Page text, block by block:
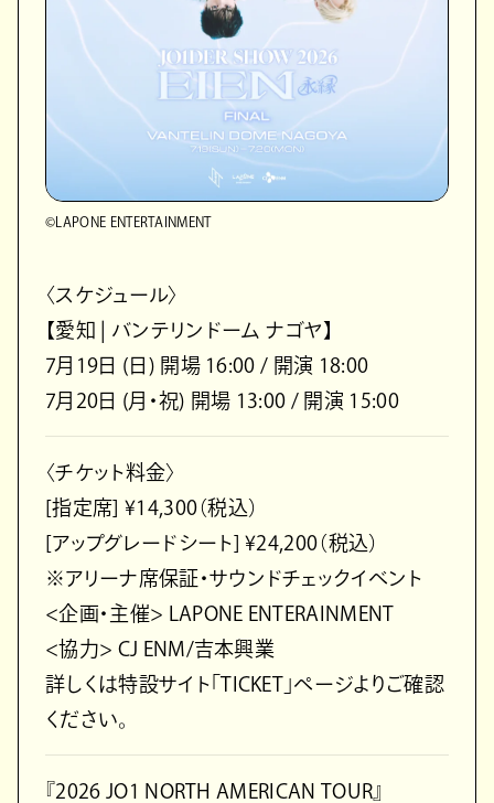
©LAPONE ENTERTAINMENT
〈スケジュール〉
【愛知 | バンテリンドーム ナゴヤ】
7⽉19⽇ (⽇) 開場 16:00 / 開演 18:00
7⽉20⽇ (⽉・祝) 開場 13:00 / 開演 15:00
〈チケット料⾦〉
[指定席] ¥14,300（税込）
[アップグレードシート] ¥24,200（税込）
※アリーナ席保証・サウンドチェックイベント
<企画・主催> LAPONE ENTERAINMENT
<協⼒> CJ ENM/吉本興業
詳しくは特設サイト「TICKET」ページよりご確認
ください。
『2026 JO1 NORTH AMERICAN TOUR』